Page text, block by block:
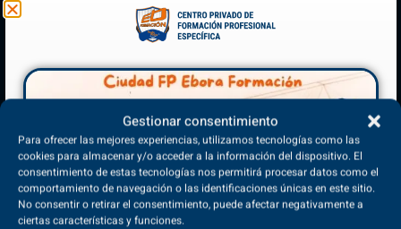
Gestionar consentimiento
Para ofrecer las mejores experiencias, utilizamos tecnologías como las
cookies para almacenar y/o acceder a la información del dispositivo. El
consentimiento de estas tecnologías nos permitirá procesar datos como el
comportamiento de navegación o las identificaciones únicas en este sitio.
No consentir o retirar el consentimiento, puede afectar negativamente a
ciertas características y funciones.
Matriculación Abierta
¡Reserva tu plaza ahora!